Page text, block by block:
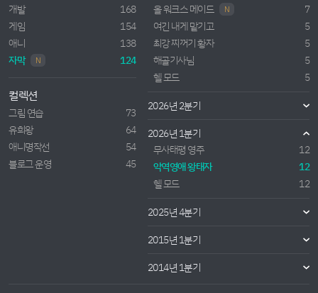
개발
168
게임
154
애니
138
자막
N 124
컬렉션
그림 연습
73
유희왕
64
애니명작선
54
블로그 운영
45
올 워크스 메이드
N
7
여긴 내게 맡기고
5
최강 찌꺼기 황자
5
해골기사님
5
헬 모드
5
2026년 2분기
2026년 1분기
무사태평 영주
12
악역영애 왕태자
12
헬 모드
12
2025년 4분기
2015년 1분기
2014년 1분기